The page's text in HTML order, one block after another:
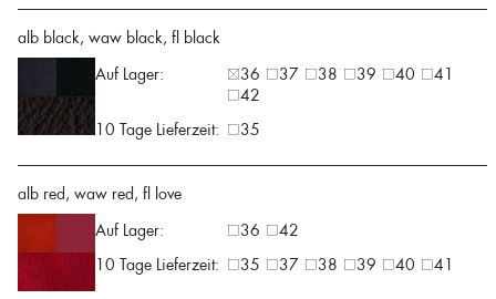
alb black, waw black, fl black
Auf Lager:
36 37 38 39 40
41
42
10 Tage Lieferzeit:
35
alb red, waw red, fl love
Auf Lager:
36
42
10 Tage Lieferzeit:
35 37 38 39 40 41